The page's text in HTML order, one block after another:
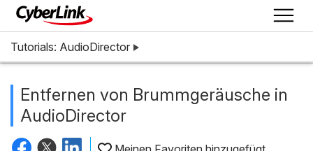
Tutorials: AudioDirector
Entfernen von Brummgeräusche in
AudioDirector